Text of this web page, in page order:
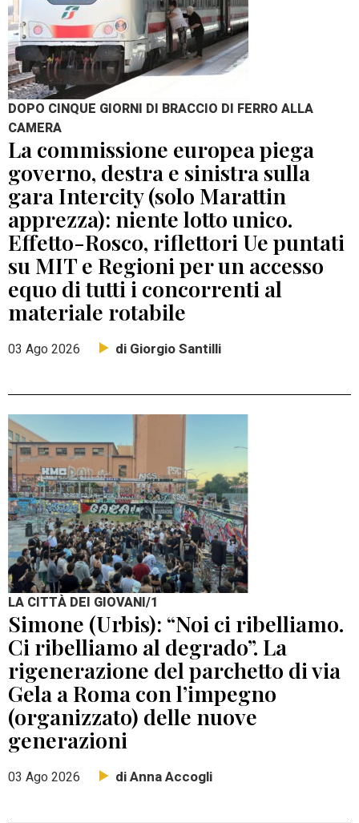
DOPO CINQUE GIORNI DI BRACCIO DI FERRO ALLA
CAMERA
La commissione europea piega
governo, destra e sinistra sulla
gara Intercity (solo Marattin
apprezza): niente lotto unico.
Effetto-Rosco, riflettori Ue puntati
su MIT e Regioni per un accesso
equo di tutti i concorrenti al
materiale rotabile
03 Ago 2026 di Giorgio Santilli
LA CITTÀ DEI GIOVANI/1
Simone (Urbis): “Noi ci ribelliamo.
Ci ribelliamo al degrado”. La
rigenerazione del parchetto di via
Gela a Roma con l’impegno
(organizzato) delle nuove
generazioni
03 Ago 2026 di Anna Accogli